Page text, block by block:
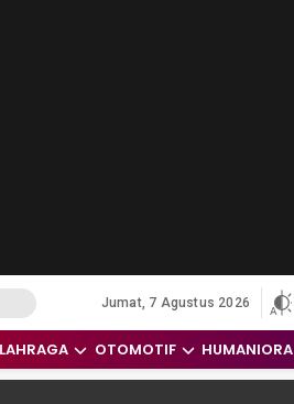
Jumat, 7 Agustus 2026
OTOMOTIF HUMANIORA